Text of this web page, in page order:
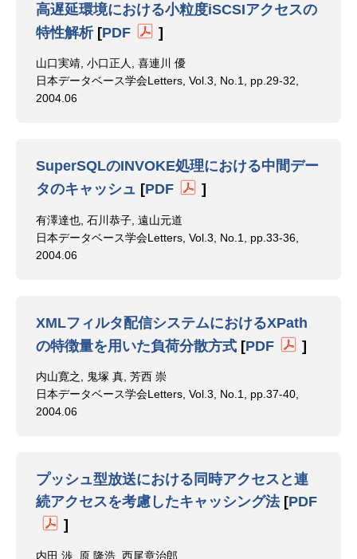
高遅延環境における小粒度iSCSIアクセスの
特性解析[PDF ]
山口実靖, 小口正人, 喜連川 優
日本データベース学会Letters, Vol.3, No.1, pp.29-32,
2004.06
SuperSQLのINVOKE処理における中間デー
タのキャッシュ [PDF ]
有澤達也, 石川恭子, 遠山元道
日本データベース学会Letters, Vol.3, No.1, pp.33-36,
2004.06
XMLフィルタ配信システムにおけるXPath
の特徴量を用いた負荷分散方式 [PDF ]
内山寛之, 鬼塚 真, 芳西 崇
日本データベース学会Letters, Vol.3, No.1, pp.37-40,
2004.06
プッシュ型放送における同時アクセスと連
続アクセスを考慮したキャッシング法[PDF
]
内田 渉, 原 隆浩, 西尾章治郎